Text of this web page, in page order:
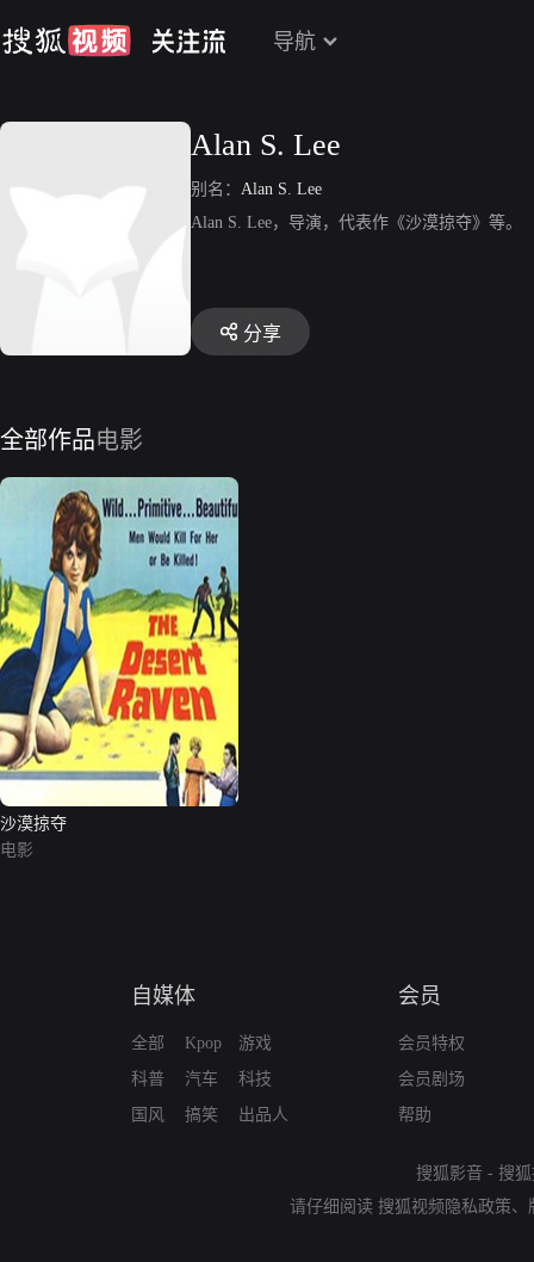
导航
Alan S. Lee
别名： Alan S. Lee
Alan S. Lee，导演，代表作《沙漠掠夺》等。
分享
全部作品电影
沙漠掠夺
电影
自媒体
全部
科普
国风
Kpop
汽车
搞笑
游戏
科技
出品人
会员
会员特权
会员剧场
帮助
搜狐影音 - 搜
请仔细阅读 搜狐视频隐私政策、